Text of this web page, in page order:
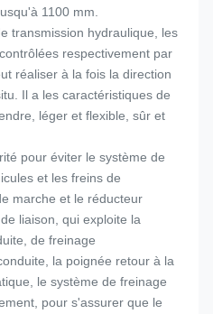
1100 mm.
transmission hydraulique, les
respectivement par
réaliser à la fois la direction
Il a les caractéristiques de
léger et flexible, sûr et
pour éviter le système de
et les freins de
marche et le réducteur
liaison, qui exploite la
de freinage
la poignée retour à la
le système de freinage
pour s'assurer que le